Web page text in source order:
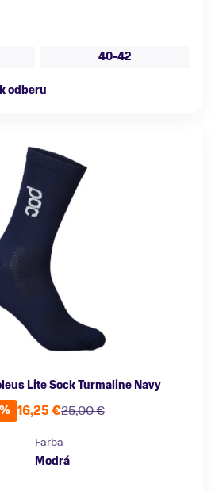
40-42
odberu
Lite Sock Turmaline Navy
25,00 €
16,25 €
Farba
Modrá